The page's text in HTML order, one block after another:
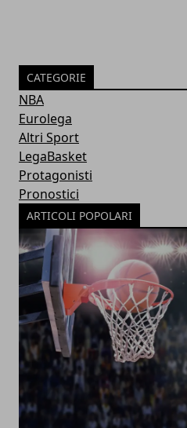
CATEGORIE
NBA
Eurolega
Altri Sport
LegaBasket
Protagonisti
Pronostici
ARTICOLI POPOLARI